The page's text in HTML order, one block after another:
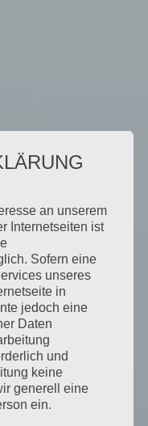
an unserem
Internetseiten ist
Sofern eine
unseres
in
jedoch eine
Daten
und
keine
generell eine
ein.